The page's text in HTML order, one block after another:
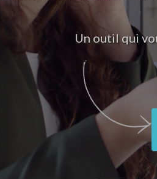
Un outil qui